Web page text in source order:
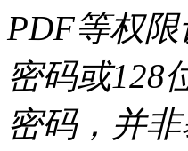
PDF等权
密码或128
密码，并